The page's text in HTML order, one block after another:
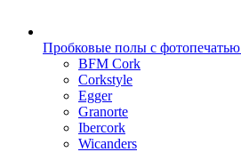
Пробковые полы с фотопечатью
BFM Cork
Corkstyle
Egger
Granorte
Ibercork
Wicanders